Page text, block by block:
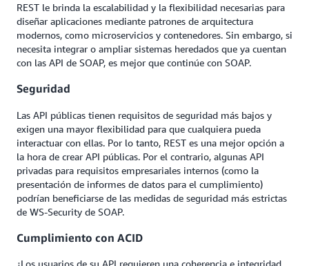
REST le brinda la escalabilidad y la flexibilidad necesarias para
diseñar aplicaciones mediante patrones de arquitectura
modernos, como microservicios y contenedores. Sin embargo, si
necesita integrar o ampliar sistemas heredados que ya cuentan
con las API de SOAP, es mejor que continúe con SOAP.
Seguridad
Las API públicas tienen requisitos de seguridad más bajos y
exigen una mayor flexibilidad para que cualquiera pueda
interactuar con ellas. Por lo tanto, REST es una mejor opción a
la hora de crear API públicas. Por el contrario, algunas API
privadas para requisitos empresariales internos (como la
presentación de informes de datos para el cumplimiento)
podrían beneficiarse de las medidas de seguridad más estrictas
de WS-Security de SOAP.
Cumplimiento con ACID